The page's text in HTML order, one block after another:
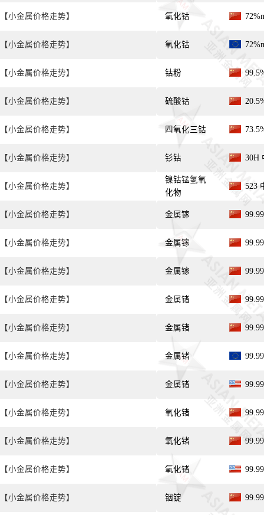
【小金属价格走势】
【小金属价格走势】
【小金属价格走势】
【小金属价格走势】
【小金属价格走势】
【小金属价格走势】
【小金属价格走势】
【小金属价格走势】
【小金属价格走势】
【小金属价格走势】
【小金属价格走势】
【小金属价格走势】
【小金属价格走势】
【小金属价格走势】
【小金属价格走势】
【小金属价格走势】
【小金属价格走势】
【小金属价格走势】
氧化钴
氧化钴
钴粉
硫酸钴
四氧化三钴
钐钴 30H
镍钴锰氢氧
化物
523
金属镓
金属镓
金属镓
金属锗
金属锗
金属锗
金属锗
氧化锗
氧化锗
氧化锗
铟锭